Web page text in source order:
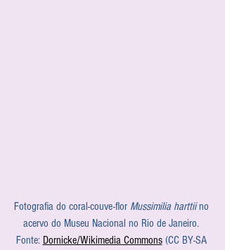
Fotografia do coral-couve-flor Mussimilia harttii no
acervo do Museu Nacional no Rio de Janeiro.
Fonte: Dornicke/Wikimedia Commons (CC BY-SA